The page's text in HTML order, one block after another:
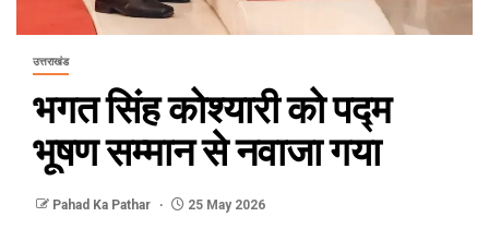
उत्तराखंड
भगत सिंह कोश्यारी को पद्म
भूषण सम्मान से नवाजा गया
Pahad Ka Pathar 25 May 2026